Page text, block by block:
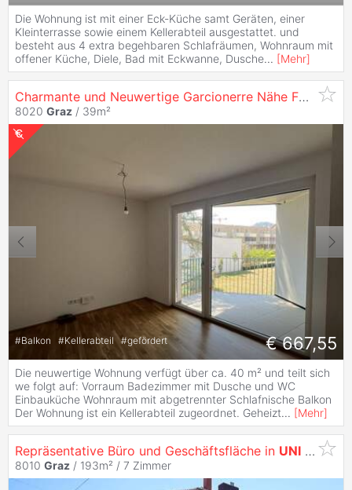
Die Wohnung ist mit einer Eck-Küche samt Geräten, einer
Kleinterrasse sowie einem Kellerabteil ausgestattet. und
besteht aus 4 extra begehbaren Schlafräumen, Wohnraum mit
offener Küche, Diele, Bad mit Eckwanne, Dusche... [Mehr]
Charmante und Neuwertige Garcionerre Nähe Fh Uni
8020 Graz / 39m²
#Balkon #Kellerabteil #gefördert € 667,55
Die neuwertige Wohnung verfügt über ca. 40 m² und teilt sich
we folgt auf: Vorraum Badezimmer mit Dusche und WC
Einbauküche Wohnraum mit abgetrennter Schlafnische Balkon
Der Wohnung ist ein Kellerabteil zugeordnet. Geheizt... [Mehr]
Repräsentative Büro und Geschäftsfläche in UNI
8010 Graz / 193m² / 7 Zimmer